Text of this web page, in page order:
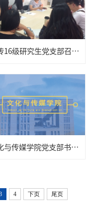
文传16级研究生党支部召开党员发展预审会
文化与传媒学院党支部书记例会制度
4 下页 尾页